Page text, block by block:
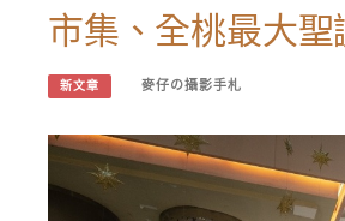
市集、全桃最大
新文章 麥仔の攝影手札